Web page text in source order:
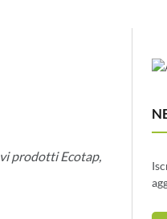
prodotti Ecotap,